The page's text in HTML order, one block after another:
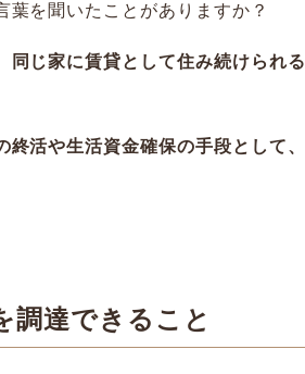
葉を聞いたことがありますか？
同じ家に賃貸として住み続けられる
終活や生活資金確保の手段として、
調達できること